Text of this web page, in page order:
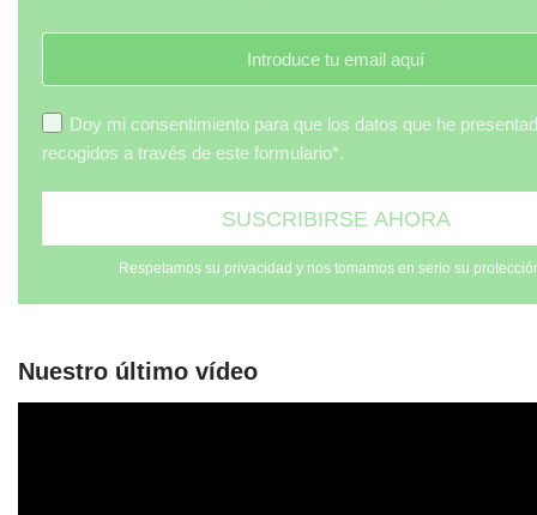
Doy mi consentimiento para que los datos que he
recogidos a través de este formulario*.
Respetamos su privacidad y nos tomamos en serio su
Nuestro último vídeo